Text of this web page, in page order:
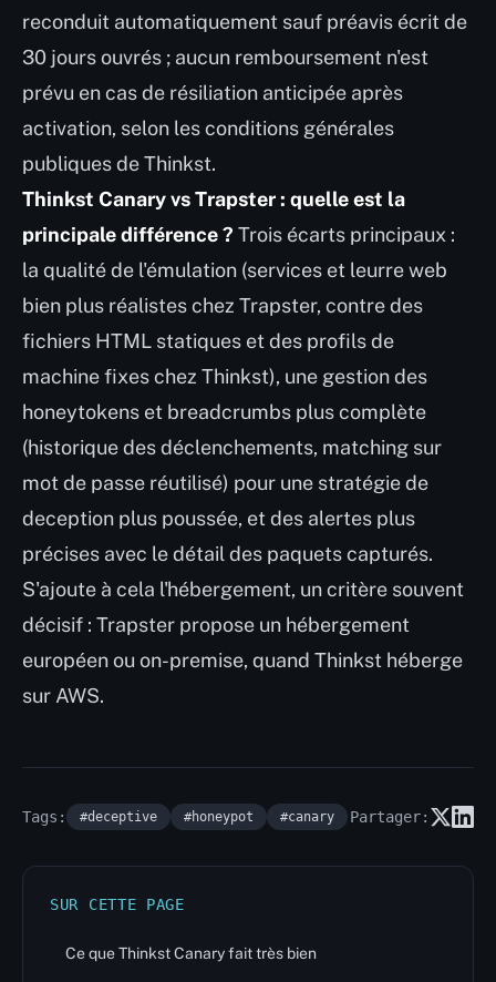
reconduit automatiquement sauf préavis écrit de
30 jours ouvrés ; aucun remboursement n'est
prévu en cas de résiliation anticipée après
activation, selon les conditions générales
publiques de Thinkst.
Thinkst Canary vs Trapster : quelle est la
principale différence ? Trois écarts principaux :
la qualité de l'émulation (services et leurre web
bien plus réalistes chez Trapster, contre des
fichiers HTML statiques et des profils de
machine fixes chez Thinkst), une gestion des
honeytokens et breadcrumbs plus complète
(historique des déclenchements, matching sur
mot de passe réutilisé) pour une stratégie de
deception plus poussée, et des alertes plus
précises avec le détail des paquets capturés.
S'ajoute à cela l'hébergement, un critère souvent
décisif : Trapster propose un hébergement
européen ou on-premise, quand Thinkst héberge
sur AWS.
Tags: #deceptive #honeypot #canary Partager:
SUR CETTE PAGE
Ce que Thinkst Canary fait très bien